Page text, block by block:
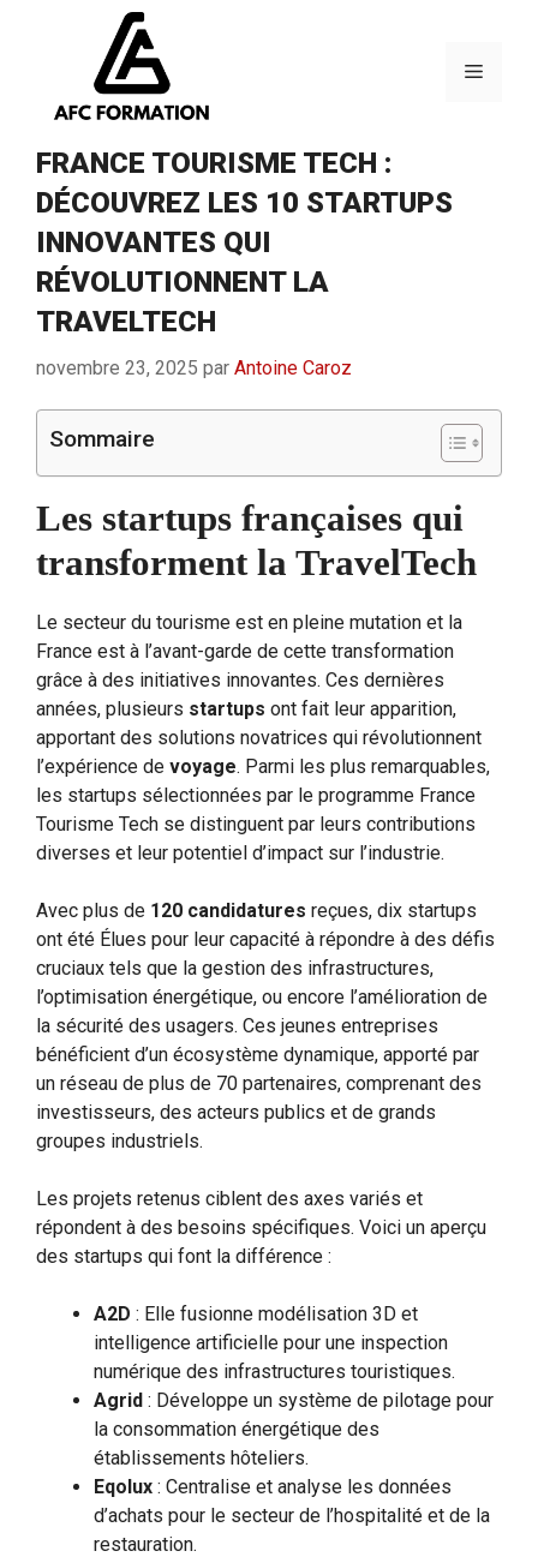
Menu
FRANCE TOURISME TECH :
DÉCOUVREZ LES 10 STARTUPS
INNOVANTES QUI
RÉVOLUTIONNENT LA
TRAVELTECH
novembre 23, 2025 par Antoine Caroz
Sommaire
Les startups françaises qui
transforment la TravelTech
Le secteur du tourisme est en pleine mutation et la
France est à l’avant-garde de cette transformation
grâce à des initiatives innovantes. Ces dernières
années, plusieurs startups ont fait leur apparition,
apportant des solutions novatrices qui révolutionnent
l’expérience de voyage. Parmi les plus remarquables,
les startups sélectionnées par le programme France
Tourisme Tech se distinguent par leurs contributions
diverses et leur potentiel d’impact sur l’industrie.
Avec plus de 120 candidatures reçues, dix startups
ont été Élues pour leur capacité à répondre à des défis
cruciaux tels que la gestion des infrastructures,
l’optimisation énergétique, ou encore l’amélioration de
la sécurité des usagers. Ces jeunes entreprises
bénéficient d’un écosystème dynamique, apporté par
un réseau de plus de 70 partenaires, comprenant des
investisseurs, des acteurs publics et de grands
groupes industriels.
Les projets retenus ciblent des axes variés et
répondent à des besoins spécifiques. Voici un aperçu
des startups qui font la différence :
A2D : Elle fusionne modélisation 3D et
intelligence artificielle pour une inspection
numérique des infrastructures touristiques.
Agrid : Développe un système de pilotage pour
la consommation énergétique des
établissements hôteliers.
Eqolux : Centralise et analyse les données
d’achats pour le secteur de l’hospitalité et de la
restauration.